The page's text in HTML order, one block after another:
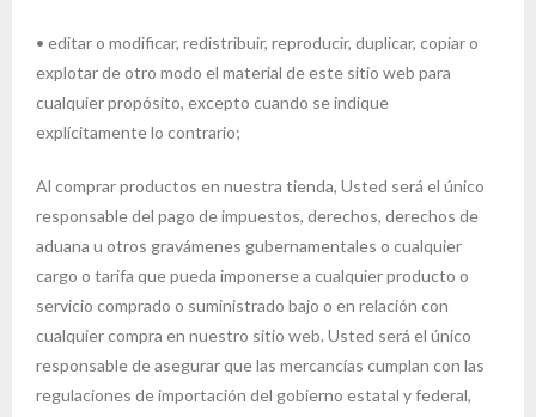
• editar o modificar, redistribuir, reproducir, duplicar, copiar o
explotar de otro modo el material de este sitio web para
cualquier propósito, excepto cuando se indique
explícitamente lo contrario;
Al comprar productos en nuestra tienda, Usted será el único
responsable del pago de impuestos, derechos, derechos de
aduana u otros gravámenes gubernamentales o cualquier
cargo o tarifa que pueda imponerse a cualquier producto o
servicio comprado o suministrado bajo o en relación con
cualquier compra en nuestro sitio web. Usted será el único
responsable de asegurar que las mercancías cumplan con las
regulaciones de importación del gobierno estatal y federal,